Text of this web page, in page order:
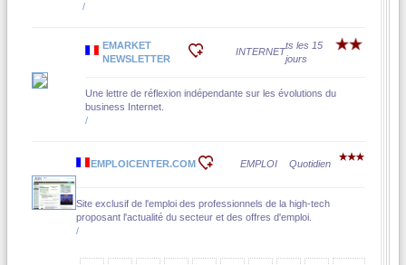
/
EMARKET
NEWSLETTER
INTERNET
ts les 15
jours
Une lettre de réflexion indépendante sur les évolutions du
business Internet.
/
EMPLOICENTER.COM EMPLOI Quotidien
Site exclusif de l'emploi des professionnels de la high-tech
proposant l'actualité du secteur et des offres d'emploi.
/